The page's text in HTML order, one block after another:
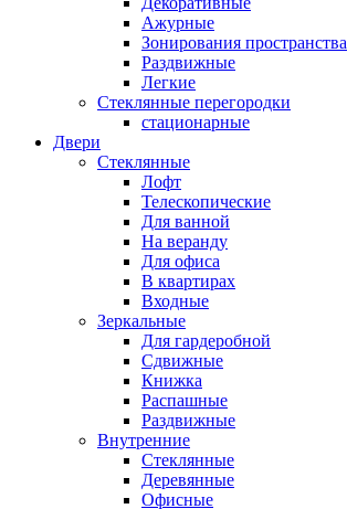
Ажурные
Зонирования пространства
Раздвижные
Легкие
Стеклянные перегородки
стационарные
Двери
Стеклянные
Лофт
Телескопические
Для ванной
На веранду
Для офиса
В квартирах
Входные
Зеркальные
Для гардеробной
Сдвижные
Книжка
Распашные
Раздвижные
Внутренние
Стеклянные
Деревянные
Офисные